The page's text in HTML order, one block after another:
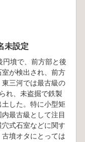
未設定
墳で、前方部と後
が検出され、前方
三河では最古級の
れ、未盗掘で鉄製
した。特に小型矩
最古級として注目
式石室などに関す
墳オタにとっては